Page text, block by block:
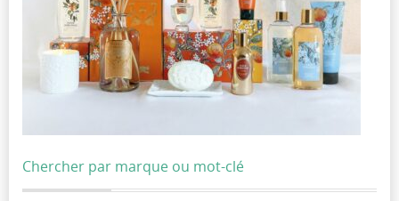
Chercher par marque ou mot-clé